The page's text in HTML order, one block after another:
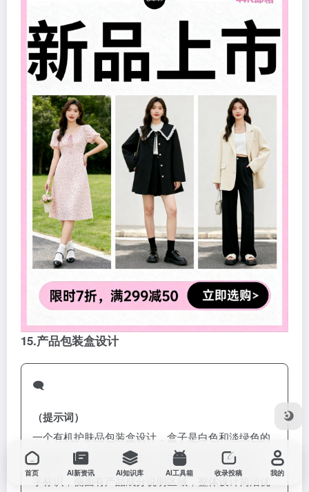
15.产品包装盒设计
🗨️
（提示词）
一个有机护肤品包装盒设计，盒子是白色和淡绿色的
配色方案，正面有简约的叶子图案和”有机天然”的文
字标识，侧面有产品成分说明区域，整体设计简洁优
首页 AI新资讯 AI知识库 AI工具箱 收录投稿 我的